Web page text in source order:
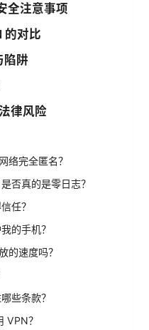
全注意事项
的对比
陷阱
律风险
络完全匿名？
否真的是零日志？
任？
的手机？
的速度吗？
些条款？
VPN？